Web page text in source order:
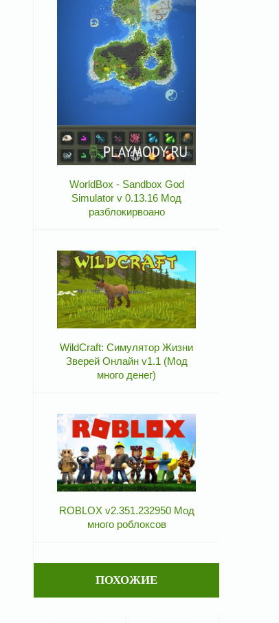
WorldBox - Sandbox God
Simulator v 0.13.16 Мод
разблокирвоано
WildCraft: Симулятор Жизни
Зверей Онлайн v1.1 (Мод
много денег)
ROBLOX v2.351.232950 Мод
много роблоксов
ПОХОЖИЕ